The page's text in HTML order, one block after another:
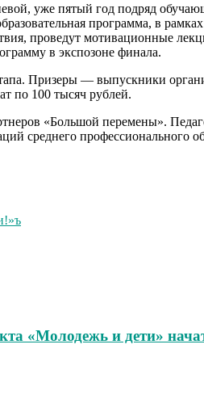
уже пятый год подряд
программа, в
проведут мотивационные
в экспозоне финала.
Призеры — выпускники
по 100 тысяч рублей.
«Большой перемены».
среднего профессионального
«Молодежь и дети»